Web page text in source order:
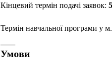
Кінцевий термін подачі заявок:
Термін навчальної програми у
Умови